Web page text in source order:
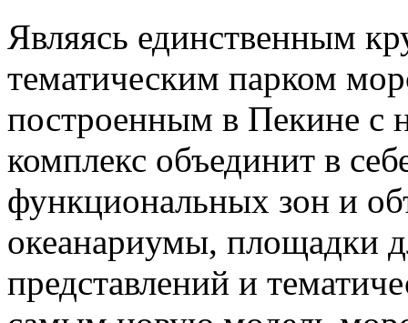
Являясь единственным
тематическим парком
построенным в Пекине с
комплекс объединит в
функциональных зон и
океанариумы, площадки
представлений и